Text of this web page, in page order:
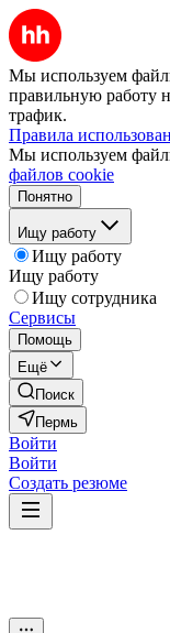
Мы используем
правильную работу
трафик.
Правила
Мы используем
файлов cookie
Понятно
Ищу работу
Ищу работу
Ищу работу
Ищу сотрудника
Сервисы
Помощь
Ещё
Поиск
Пермь
Войти
Войти
Создать резюме